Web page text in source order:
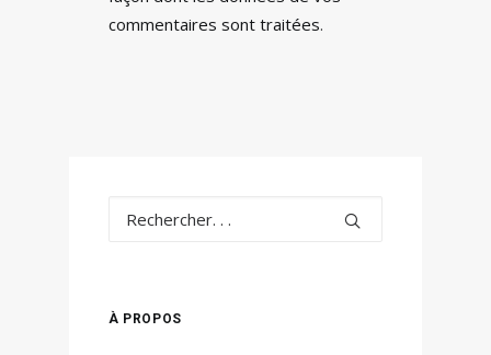
commentaires sont traitées.
À PROPOS